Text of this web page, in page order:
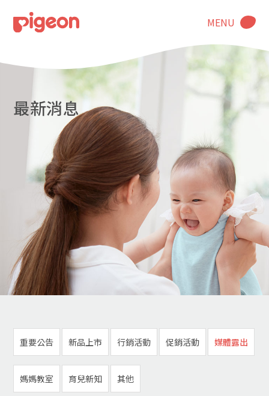
MENU
最新消息
重要公告 新品上市 行銷活動 促銷活動 媒體露出
媽媽教室 育兒新知 其他